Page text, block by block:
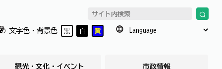
文字色・背景色 黒 白 黄
観光・文化・イベント 市政情報